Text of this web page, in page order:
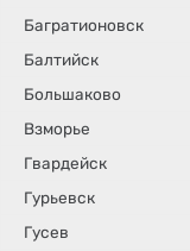
Багратионовск
Балтийск
Большаково
Взморье
Гвардейск
Гурьевск
Гусев